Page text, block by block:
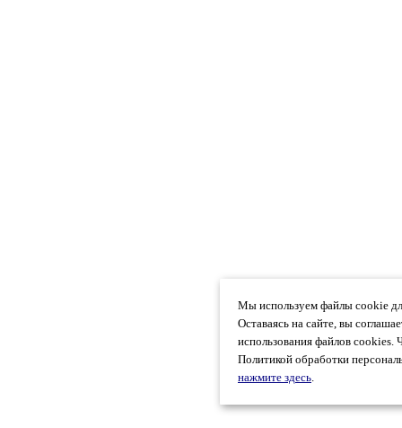
Мы используем файлы cookie
Оставаясь на сайте, вы
использования файлов cookies.
Политикой обработки
нажмите здесь.